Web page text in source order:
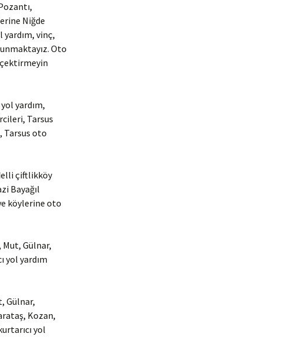
Niğde
vinç,
Oto
çektirmeyin
yardım,
Tarsus
Tarsus oto
çiftlikköy
Bayağıl
köylerine oto
Mut, Gülnar,
yol yardım
Gülnar,
Kozan,
yol